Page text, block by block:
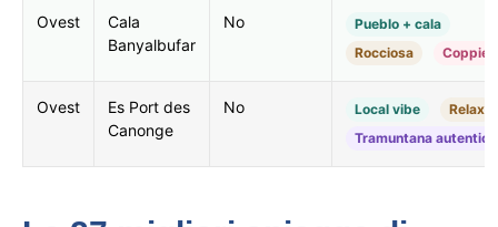
Ovest
Cala
Banyalbufar
No
Pueblo + cala
Rocciosa
Coppie
Ovest
Es Port des
Canonge
No Local vibe
Relax
Tramuntana autentica